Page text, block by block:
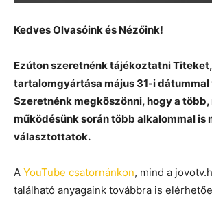
Kedves Olvasóink és Nézőink!
Ezúton szeretnénk tájékoztatni
tartalomgyártása május 31-i dátummal
Szeretnénk megköszönni, hogy a több,
működésünk során több alkalommal is
választottatok.
A YouTube csatornánkon, mind a
található anyagaink továbbra is